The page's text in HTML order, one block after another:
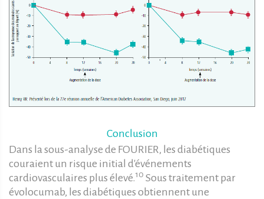
Conclusion
Dans la sous-analyse de FOURIER, les diabétiques
couraient un risque initial d'événements
cardiovasculaires plus élevé.10 Sous traitement par
évolocumab, les diabétiques obtiennent une